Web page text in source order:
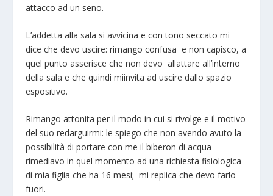
attacco ad un seno.
L’addetta alla sala si avvicina e con tono seccato mi
dice che devo uscire: rimango confusa e non capisco, a
quel punto asserisce che non devo allattare all’interno
della sala e che quindi miinvita ad uscire dallo spazio
espositivo.
Rimango attonita per il modo in cui si rivolge e il motivo
del suo redarguirmi: le spiego che non avendo avuto la
possibilità di portare con me il biberon di acqua
rimediavo in quel momento ad una richiesta fisiologica
di mia figlia che ha 16 mesi; mi replica che devo farlo
fuori.